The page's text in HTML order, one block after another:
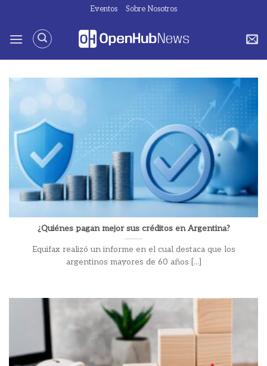
contenido
Eventos Sobre Nosotros
¿Quiénes pagan mejor sus créditos en Argentina?
Equifax realizó un informe en el cual destaca que los
argentinos mayores de 60 años [...]